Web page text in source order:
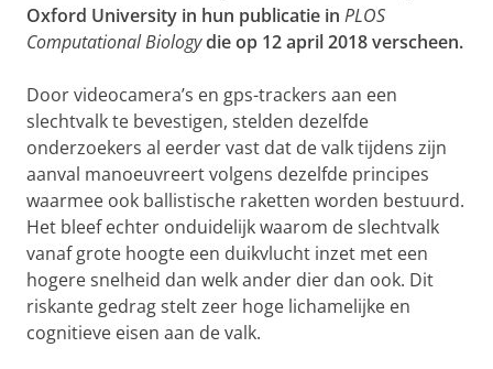
Oxford University in hun publicatie in PLOS
Computational Biologydie op 12 april 2018 verscheen.
Door videocamera’s en gps-trackers aan een
slechtvalk te bevestigen, stelden dezelfde
onderzoekers al eerder vast dat de valk tijdens zijn
aanval manoeuvreert volgens dezelfde principes
waarmee ook ballistische raketten worden bestuurd.
Het bleef echter onduidelijk waarom de slechtvalk
vanaf grote hoogte een duikvlucht inzet met een
hogere snelheid dan welk ander dier dan ook. Dit
riskante gedrag stelt zeer hoge lichamelijke en
cognitieve eisen aan de valk.